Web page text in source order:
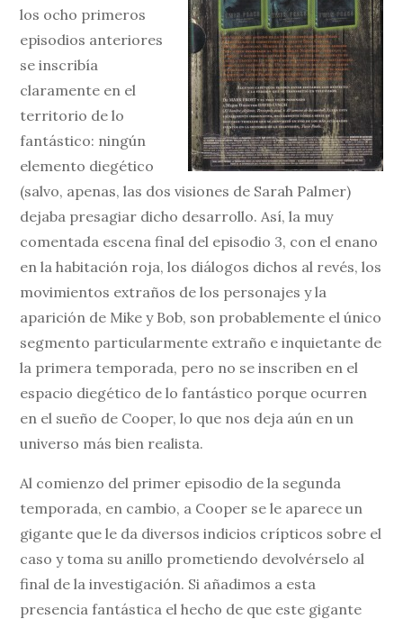
los ocho primeros
episodios anteriores
se inscribía
claramente en el
territorio de lo
fantástico: ningún
elemento diegético
(salvo, apenas, las dos visiones de Sarah Palmer)
dejaba presagiar dicho desarrollo. Así, la muy
comentada escena final del episodio 3, con el enano
en la habitación roja, los diálogos dichos al revés, los
movimientos extraños de los personajes y la
aparición de Mike y Bob, son probablemente el único
segmento particularmente extraño e inquietante de
la primera temporada, pero no se inscriben en el
espacio diegético de lo fantástico porque ocurren
en el sueño de Cooper, lo que nos deja aún en un
universo más bien realista.
Al comienzo del primer episodio de la segunda
temporada, en cambio, a Cooper se le aparece un
gigante que le da diversos indicios crípticos sobre el
caso y toma su anillo prometiendo devolvérselo al
final de la investigación. Si añadimos a esta
presencia fantástica el hecho de que este gigante